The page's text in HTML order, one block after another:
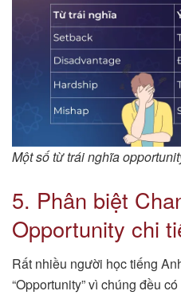
Một số từ trái nghĩa
5. Phân biệt
Opportunity chi
Rất nhiều người học tiếng
“Opportunity” vì chúng đều